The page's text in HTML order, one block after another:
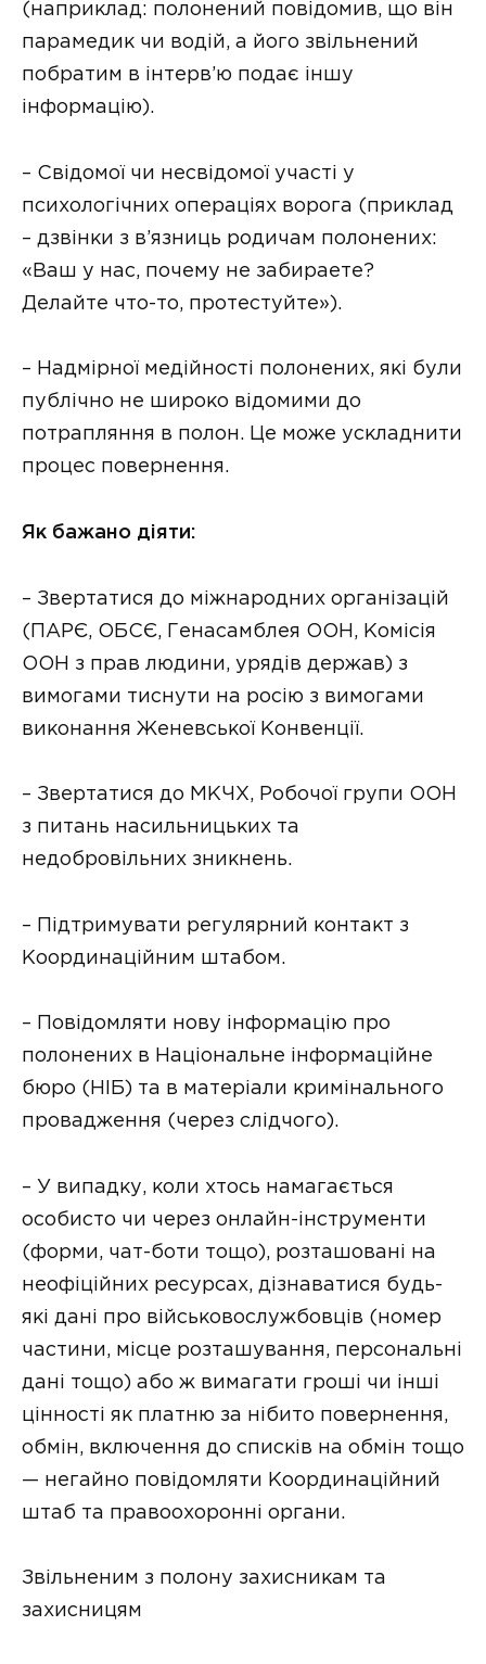
(наприклад: полонений повідомив, що він
парамедик чи водій, а його звільнений
побратим в інтерв’ю подає іншу
інформацію).
– Свідомої чи несвідомої участі у
психологічних операціях ворога (приклад
– дзвінки з в’язниць родичам полонених:
«Ваш у нас, почему не забираете?
Делайте что-то, протестуйте»).
– Надмірної медійності полонених, які були
публічно не широко відомими до
потрапляння в полон. Це може ускладнити
процес повернення.
Як бажано діяти:
– Звертатися до міжнародних організацій
(ПАРЄ, ОБСЄ, Генасамблея ООН, Комісія
ООН з прав людини, урядів держав) з
вимогами тиснути на росію з вимогами
виконання Женевської Конвенції.
– Звертатися до МКЧХ, Робочої групи ООН
з питань насильницьких та
недобровільних зникнень.
– Підтримувати регулярний контакт з
Координаційним штабом.
– Повідомляти нову інформацію про
полонених в Національне інформаційне
бюро (НІБ) та в матеріали кримінального
провадження (через слідчого).
– У випадку, коли хтось намагається
особисто чи через онлайн-інструменти
(форми, чат-боти тощо), розташовані на
неофіційних ресурсах, дізнаватися будь-
які дані про військовослужбовців (номер
частини, місце розташування, персональні
дані тощо) або ж вимагати гроші чи інші
цінності як платню за нібито повернення,
обмін, включення до списків на обмін тощо
— негайно повідомляти Координаційний
штаб та правоохоронні органи.
Звільненим з полону захисникам та
захисницям